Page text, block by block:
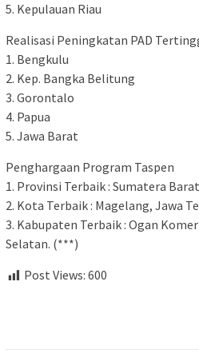
5. Kepulauan Riau
Realisasi Peningkatan PAD
1. Bengkulu
2. Kep. Bangka Belitung
3. Gorontalo
4. Papua
5. Jawa Barat
Penghargaan Program Taspen
1. Provinsi Terbaik : Sumatera
2. Kota Terbaik : Magelang, Jawa
3. Kabupaten Terbaik : Ogan
Selatan. (***)
Post Views: 600